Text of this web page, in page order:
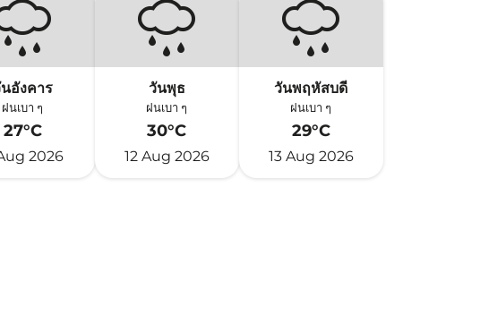
อังคาร
ฝนเบา ๆ
27°C
2026
วันพุธ
ฝนเบา ๆ
30°C
12 Aug 2026
วันพฤหัสบดี
ฝนเบา ๆ
29°C
13 Aug 2026